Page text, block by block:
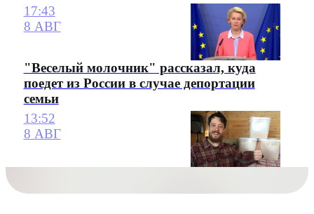
17:43
8 АВГ
"Веселый молочник" рассказал, куда
поедет из России в случае депортации
семьи
13:52
8 АВГ